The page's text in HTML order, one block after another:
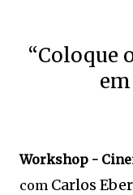
“Coloque
Workshop -
com Carlos